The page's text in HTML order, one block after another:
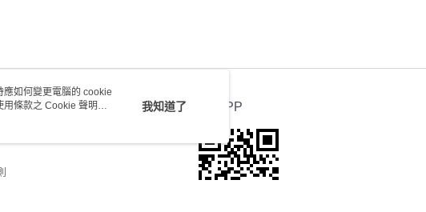
官方APP
如何變更電腦的 cookie
用條款之 Cookie 聲明使
我知道了